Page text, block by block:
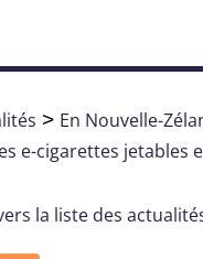
> En Nouvelle-
e-cigarettes jetables
la liste des